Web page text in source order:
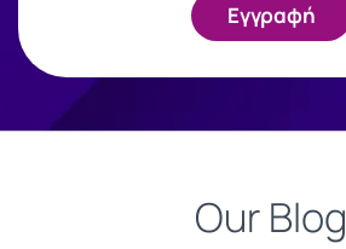
Εγγραφή
Our Blog